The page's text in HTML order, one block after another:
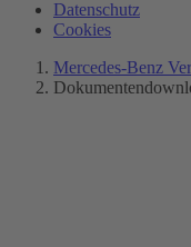
Datenschutz
Cookies
Mercedes-Benz